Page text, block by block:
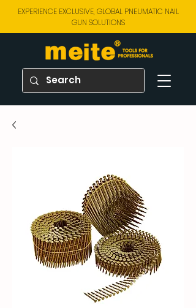
EXPERIENCE EXCLUSIVE, GLOBAL PNEUMATIC NAIL
GUN SOLUTIONS